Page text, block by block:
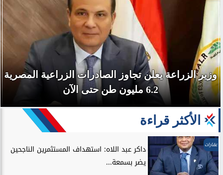
وزير الزراعة يعلن تجاوز الصادرات الزراعية المصرية
6.2 مليون طن حتى الآن
الأكثر قراءة
عقارات
داكر عبد اللاه: استهداف المستثمرين الناجحين
يضر بسمعة...